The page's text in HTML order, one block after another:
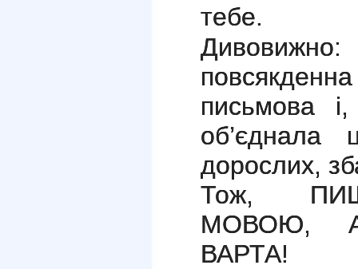
тебе.
письмова
об’єднала
дорослих,
Тож,
МОВОЮ,
ВАРТА!